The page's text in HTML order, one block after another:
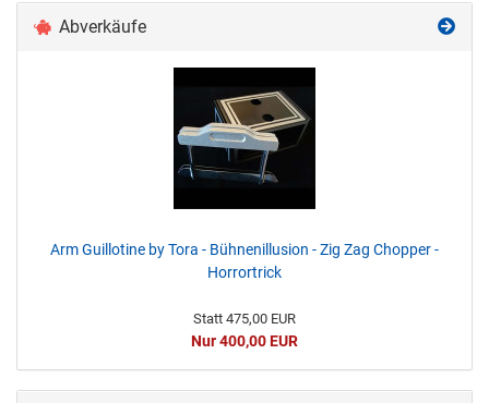
Abverkäufe
Arm Guillotine by Tora - Bühnenillusion - Zig Zag Chopper -
Horrortrick
Statt 475,00 EUR
Nur 400,00 EUR